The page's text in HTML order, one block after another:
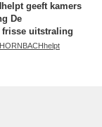
geeft kamers
De
frisse uitstraling
HORNBACHhelpt